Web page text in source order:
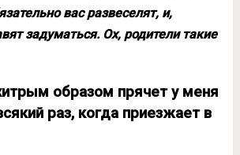
вас развеселят, и,
задуматься. Ох, родители такие
образом прячет у меня
раз, когда приезжает в